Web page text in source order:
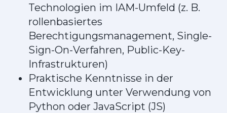
Technologien im IAM-Umfeld (z. B.
rollenbasiertes
Berechtigungsmanagement, Single-
Sign-On-Verfahren, Public-Key-
Infrastrukturen)
Praktische Kenntnisse in der
Entwicklung unter Verwendung von
Python oder JavaScript (JS)